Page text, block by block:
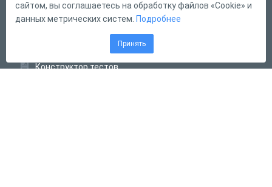
Форма обратной связи
Конструктор тестов
сайтом, вы соглашаетесь на обработку файлов «Cookie» и
данных метрических систем. Подробнее
Принять